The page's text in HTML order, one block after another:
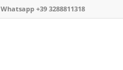
Whatsapp +39 3288811318